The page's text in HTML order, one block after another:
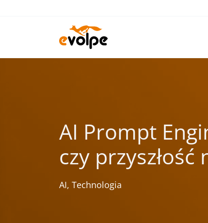
AI Prompt
czy przyszłość
AI, Technologia